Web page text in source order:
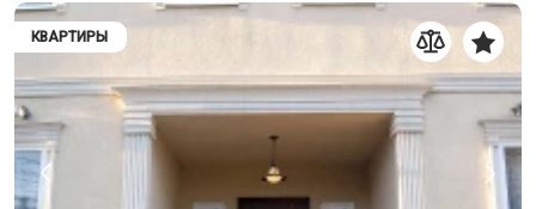
КВАРТИРЫ